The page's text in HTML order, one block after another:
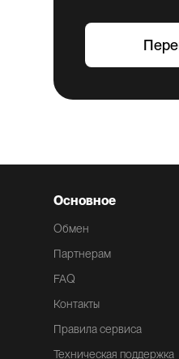
Основное
Обмен
Партнерам
FAQ
Контакты
Правила сервиса
Техническая поддержка